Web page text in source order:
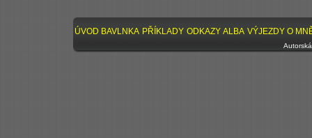
ÚVOD BAVLNKA PŘÍKLADY ODKAZY ALBA VÝJEZDY O